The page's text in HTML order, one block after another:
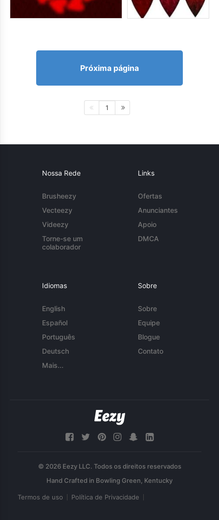
Próxima página
1
Nossa Rede
Brusheezy
Vecteezy
Videezy
Torne-se um
colaborador
Links
Ofertas
Anunciantes
Apoio
DMCA
Idiomas
English
Español
Português
Deutsch
Mais...
Sobre
Sobre
Equipe
Blogue
Contato
© 2026 Eezy LLC. Todos os direitos reservados
Termos de uso Política de Privacidade